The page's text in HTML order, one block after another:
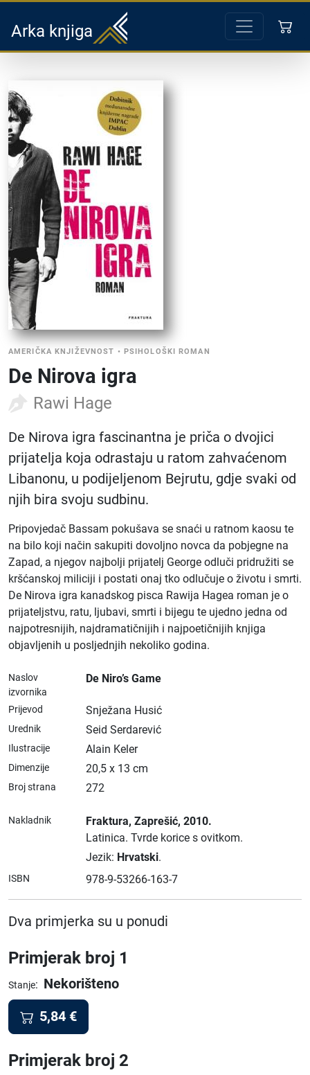
Arka knjiga
AMERIČKA KNJIŽEVNOST • PSIHOLOŠKI ROMAN
De Nirova igra
Rawi Hage
De Nirova igra fascinantna je priča o dvojici
prijatelja koja odrastaju u ratom zahvaćenom
Libanonu, u podijeljenom Bejrutu, gdje svaki od
njih bira svoju sudbinu.
Pripovjedač Bassam pokušava se snaći u ratnom kaosu te
na bilo koji način sakupiti dovoljno novca da pobjegne na
Zapad, a njegov najbolji prijatelj George odluči pridružiti se
kršćanskoj miliciji i postati onaj tko odlučuje o životu i smrti.
De Nirova igra kanadskog pisca Rawija Hagea roman je o
prijateljstvu, ratu, ljubavi, smrti i bijegu te ujedno jedna od
najpotresnijih, najdramatičnijih i najpoetičnijih knjiga
objavljenih u posljednjih nekoliko godina.
Naslov
izvornika
De Niro’s Game
Prijevod Snježana Husić
Urednik Seid Serdarević
Ilustracije Alain Keler
Dimenzije 20,5 x 13 cm
Broj strana 272
Nakladnik Fraktura, Zaprešić, 2010.
Latinica. Tvrde korice s ovitkom.
Jezik: Hrvatski.
ISBN 978-9-53266-163-7
Dva primjerka su u ponudi
Primjerak broj 1
Stanje: Nekorišteno
5,84 €
Primjerak broj 2